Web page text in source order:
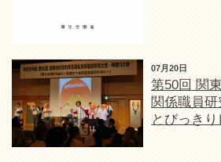
07月20日
第50回 関
関係職員
とびっき